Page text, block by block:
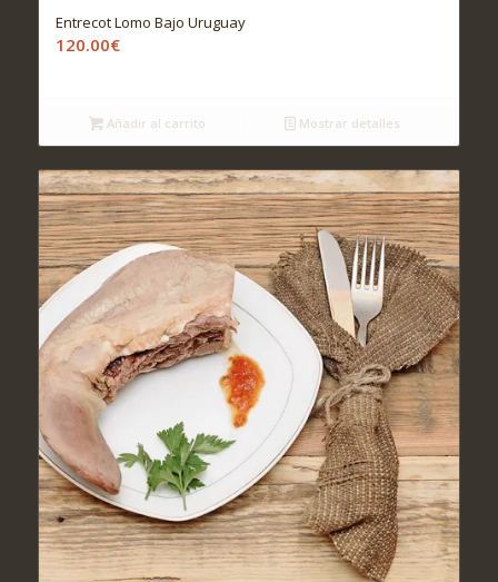
Entrecot Lomo Bajo Uruguay
120.00€
Añadir al carrito Mostrar detalles